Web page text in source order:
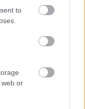
to
web or
A sprinten bukó Marc
Martínra fogadna,
van a nyomás